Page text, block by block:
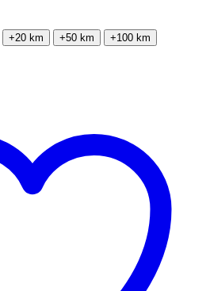
+20 km +50 km +100 km